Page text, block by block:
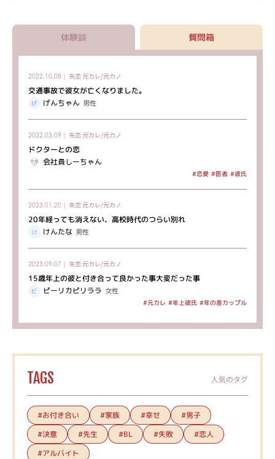
体験談 質問箱
2022.10.08｜ 失恋元カレ/元カノ
交通事故で彼女が亡くなりました。
げんちゃん 男性
2022.03.09｜ 失恋元カレ/元カノ
ドクターとの恋
会社員しーちゃん
#恋愛 #医者 #彼氏
2023.01.20｜ 失恋元カレ/元カノ
20年経っても消えない、高校時代のつらい別れ
けんたな 男性
2023.09.07｜ 失恋元カレ/元カノ
15歳年上の彼と付き合って良かった事大変だった事
ピーリカピリララ 女性
#元カレ #年上彼氏 #年の差カップル
TAGS 人気のタグ
#お付き合い #家族 #幸せ
#男子
#決意
#先生 #BL #失敗 #恋人
#アルバイト